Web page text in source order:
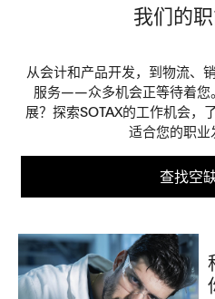
我们的
从会计和产品开发，到物流、
服务——众多机会正等待着您
展？探索SOTAX的工作机会，
适合您的职业
查找空